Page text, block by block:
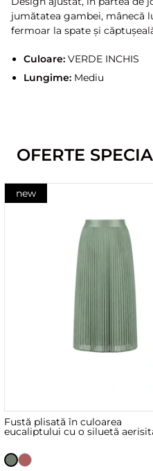
jumătatea gambei, mânecă
fermoar la spate și
Culoare:VERDE INCHIS
Lungime:Mediu
OFERTE
new
Fustă plisată în culoarea
eucaliptului cu o siluetă